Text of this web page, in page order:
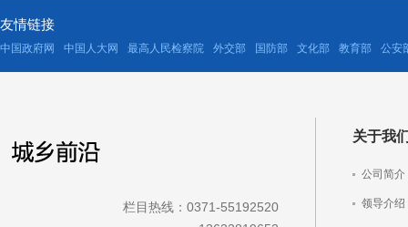
友情链接
中国政府网 中国人大网 最高人民检察院 外交部 国防部 文化部 教育部 公安
栏目热线：0371-55192520
关于我
公司简介
领导介绍